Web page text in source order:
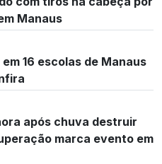
Manaus
16 escolas de Manaus
após chuva destruir
marca evento em